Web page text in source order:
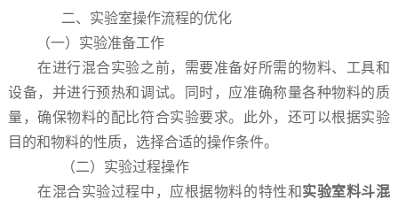
二、实验室操作流程的优化
（一）实验准备工作
在进行混合实验之前，需要准备好所需的物料、工具和
设备，并进行预热和调试。同时，应准确称量各种物料的质
量，确保物料的配比符合实验要求。此外，还可以根据实验
目的和物料的性质，选择合适的操作条件。
（二）实验过程操作
在混合实验过程中，应根据物料的特性和实验室料斗混